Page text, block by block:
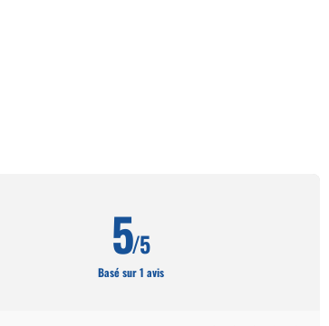
5/5
Basé sur 1 avis